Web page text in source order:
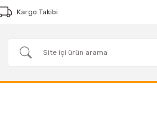
Kargo Takibi